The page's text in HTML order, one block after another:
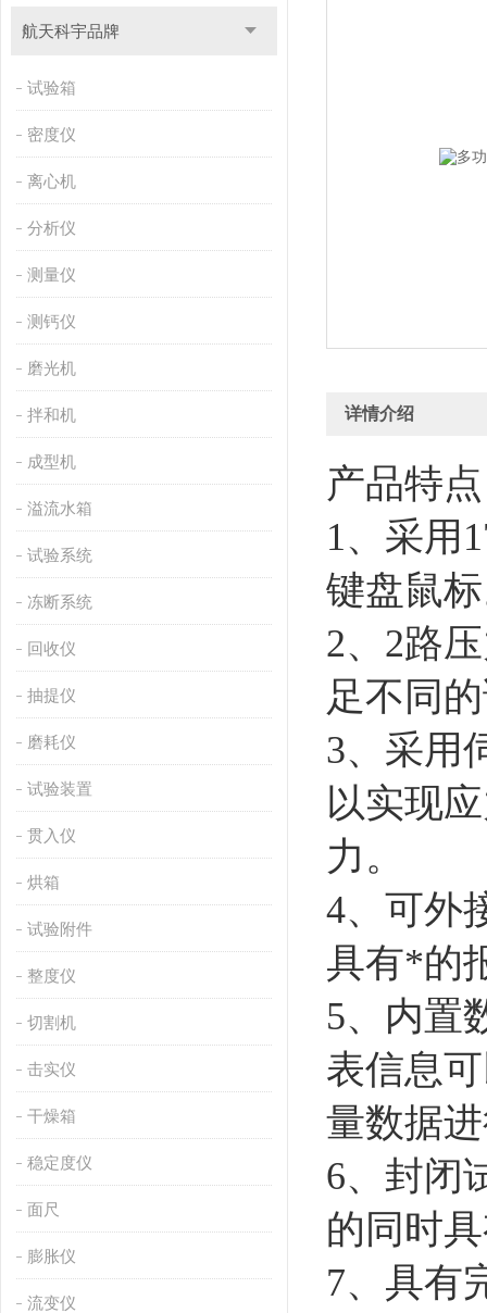
航天科宇品牌
试验箱
密度仪
离心机
分析仪
测量仪
测钙仪
磨光机
拌和机
成型机
溢流水箱
试验系统
冻断系统
回收仪
抽提仪
磨耗仪
试验装置
贯入仪
烘箱
试验附件
整度仪
切割机
击实仪
干燥箱
稳定度仪
面尺
膨胀仪
流变仪
详情介绍
产品特
1、采用
键盘鼠
2、2路
足不同
3、采用
以实现
力。
4、可外
具有*的
5、内置
表信息
量数据
6、封闭
的同时
7、具有